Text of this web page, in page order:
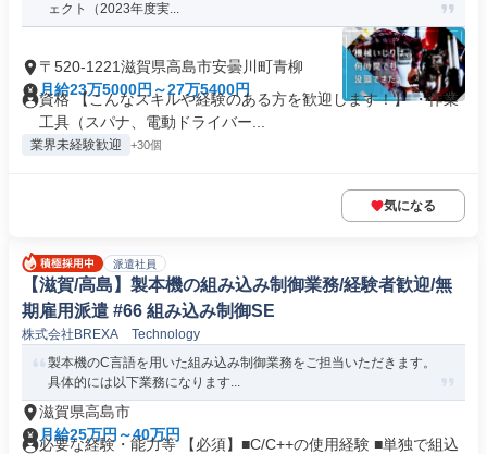
ェクト（2023年度実...
〒520-1221滋賀県高島市安曇川町青柳
月給23万5000円～27万5400円
資格 【こんなスキルや経験のある方を歓迎します！】 ・作業
工具（スパナ、電動ドライバー...
業界未経験歓迎 +30個
気になる
派遣社員
【滋賀/高島】製本機の組み込み制御業務/経験者歓迎/無
期雇用派遣 #66 組み込み制御SE
株式会社BREXA Technology
製本機のC言語を用いた組み込み制御業務をご担当いただきます。
具体的には以下業務になります...
滋賀県高島市
月給25万円～40万円
必要な経験・能力等 【必須】■C/C++の使用経験 ■単独で組込